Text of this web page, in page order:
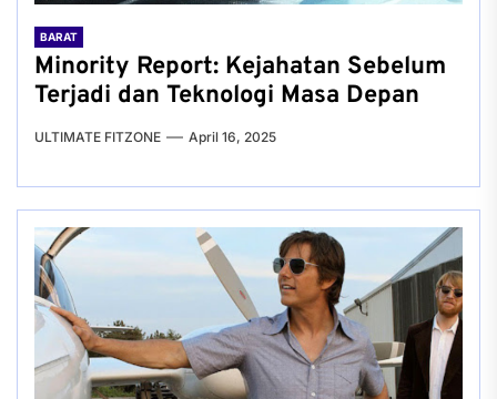
BARAT
Minority Report: Kejahatan Sebelum
Terjadi dan Teknologi Masa Depan
ULTIMATE FITZONE April 16, 2025